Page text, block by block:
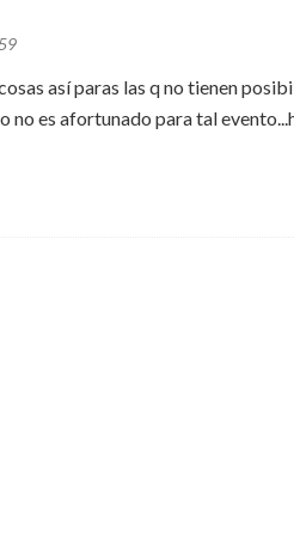
así paras las q no tienen
no es afortunado para tal